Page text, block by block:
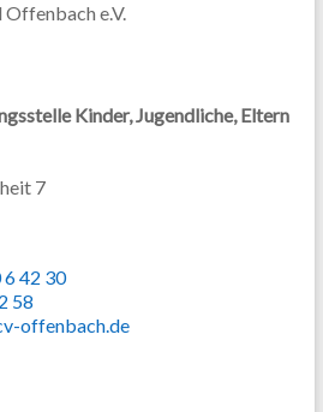
e.V.
Kinder, Jugendliche, Eltern
7
6 42 30
58
offenbach.de